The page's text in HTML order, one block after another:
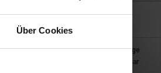
Über Cookies
Lieferzeit auf Anfrage
Derzeit nicht lieferbar